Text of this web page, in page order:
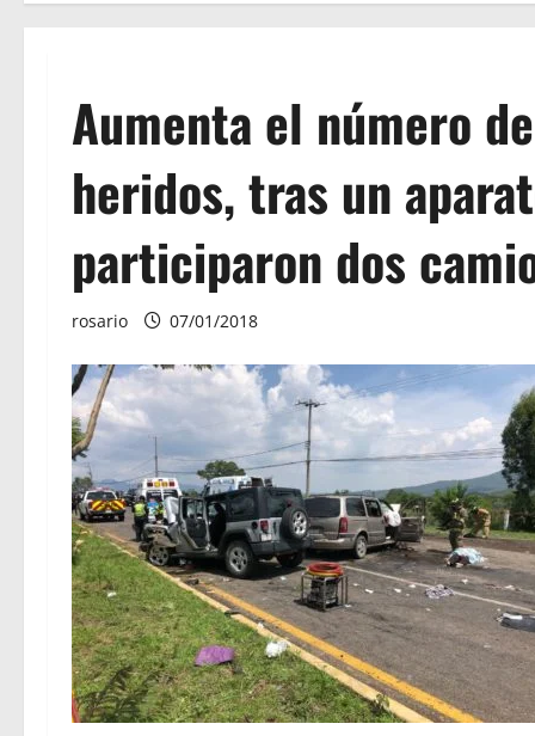
Aumenta el número
heridos, tras un
participaron dos
rosario 07/01/2018